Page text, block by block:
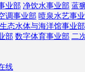
业部 净饮水事业部 蓝
调事业部 喷泉水艺事
生态水体与海洋馆事业部
部 数字体育事业部 二
线